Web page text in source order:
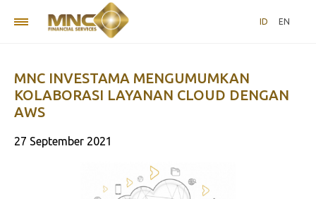
ID EN
MNC INVESTAMA MENGUMUMKAN
KOLABORASI LAYANAN CLOUD DENGAN
AWS
27 September 2021